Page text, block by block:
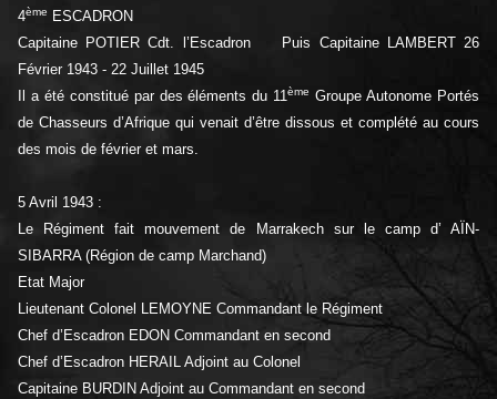
4ème
ESCADRON
Capitaine POTIER Cdt. l’Escadron Puis Capitaine LAMBERT 26
Février 1943 - 22 Juillet 1945
Il a été constitué par des éléments du 11ème Groupe Autonome Portés
de Chasseurs d’Afrique qui venait d’être dissous et complété au cours
des mois de février et mars.
5 Avril 1943 :
Le Régiment fait mouvement de Marrakech sur le camp d’ AÏN-
SIBARRA (Région de camp Marchand)
Etat Major
Lieutenant Colonel LEMOYNE Commandant le Régiment
Chef d’Escadron EDON Commandant en second
Chef d’Escadron HERAIL Adjoint au Colonel
Capitaine BURDIN Adjoint au Commandant en second